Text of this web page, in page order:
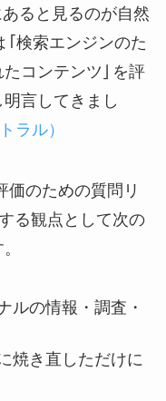
ると見るのが自然
検索エンジンのた
コンテンツ」を評
言してきまし
ラル）
価のための質問リ
る観点として次の
ルの情報・調査・
焼き直しただけに